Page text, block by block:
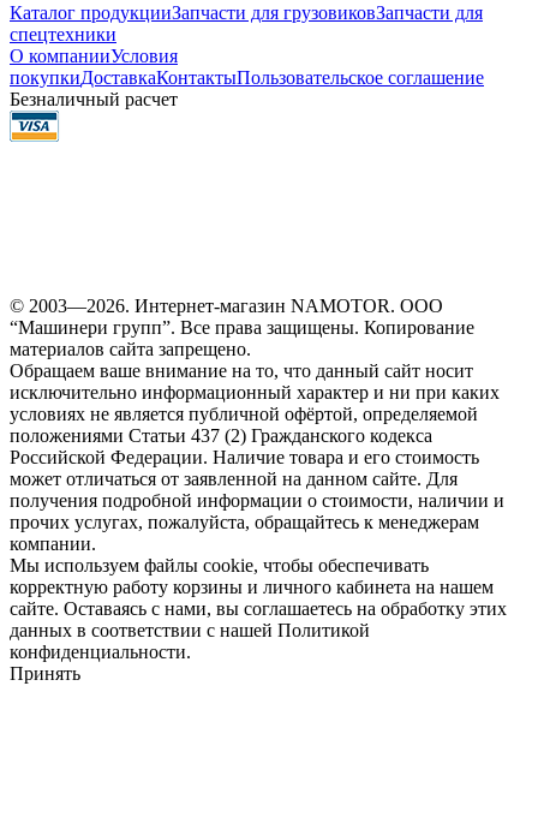
Каталог продукцииЗапчасти для грузовиковЗапчасти для
спецтехники
О компанииУсловия
покупкиДоставкаКонтактыПользовательское соглашение
Безналичный расчет
© 2003—2026. Интернет-магазин NAMOTOR. ООО
“Машинери групп”. Все права защищены. Копирование
материалов сайта запрещено.
Обращаем ваше внимание на то, что данный сайт носит
исключительно информационный характер и ни при каких
условиях не является публичной офёртой, определяемой
положениями Статьи 437 (2) Гражданского кодекса
Российской Федерации. Наличие товара и его стоимость
может отличаться от заявленной на данном сайте. Для
получения подробной информации о стоимости, наличии и
прочих услугах, пожалуйста, обращайтесь к менеджерам
компании.
Мы используем файлы cookie, чтобы обеспечивать
корректную работу корзины и личного кабинета на нашем
сайте. Оставаясь с нами, вы соглашаетесь на обработку этих
данных в соответствии с нашей Политикой
конфиденциальности.
Принять